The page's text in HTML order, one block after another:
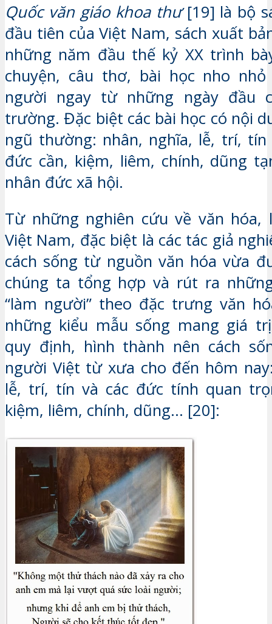
Quốc văn giáo khoa thư[19] là bộ
đầu tiên của Việt Nam, sách xuất
những năm đầu thế kỷ XX trình
chuyện, câu thơ, bài học nho
người ngay từ những ngày đầu
trường. Đặc biệt các bài học có nội
ngũ thường: nhân, nghĩa, lễ, trí, tín
đức cần, kiệm, liêm, chính, dũng
nhân đức xã hội.
Từ những nghiên cứu về văn hóa,
Việt Nam, đặc biệt là các tác giả
cách sống từ nguồn văn hóa vừa
chúng ta tổng hợp và rút ra
“làm người” theo đặc trưng văn
những kiểu mẫu sống mang giá
quy định, hình thành nên cách
người Việt từ xưa cho đến hôm
lễ, trí, tín và các đức tính quan
kiệm, liêm, chính, dũng… [20]: